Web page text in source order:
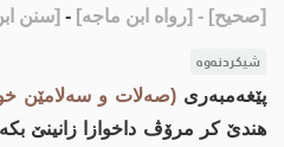
[صحيح] - [رواه ابن ماجه] - [سنن ابن
شیکردنەوە
پێغه‌مبه‌ری (صه‌لات و سه‌لامێن
هندێ كر مرۆڤ داخوازا زانینێ